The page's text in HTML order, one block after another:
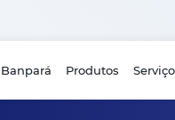
Banpará Produtos